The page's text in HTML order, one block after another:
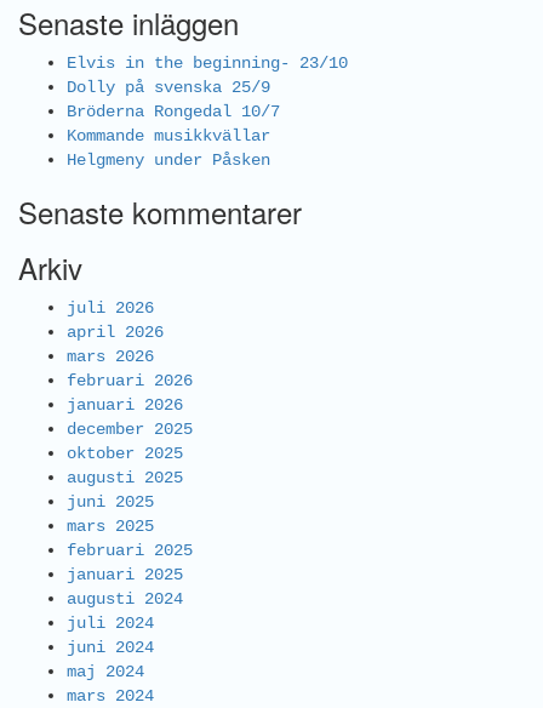
Senaste inläggen
Elvis in the beginning- 23/10
Dolly på svenska 25/9
Bröderna Rongedal 10/7
Kommande musikkvällar
Helgmeny under Påsken
Senaste kommentarer
Arkiv
juli 2026
april 2026
mars 2026
februari 2026
januari 2026
december 2025
oktober 2025
augusti 2025
juni 2025
mars 2025
februari 2025
januari 2025
augusti 2024
juli 2024
juni 2024
maj 2024
mars 2024